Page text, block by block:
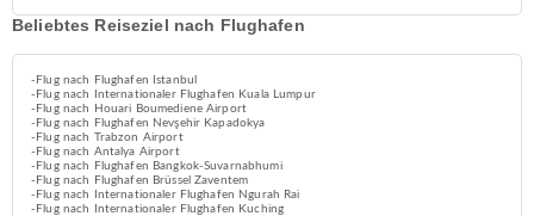
Beliebtes Reiseziel nach Flughafen
-Flug nach Flughafen Istanbul
-Flug nach Internationaler Flughafen Kuala Lumpur
-Flug nach Houari Boumediene Airport
-Flug nach Flughafen Nevşehir Kapadokya
-Flug nach Trabzon Airport
-Flug nach Antalya Airport
-Flug nach Flughafen Bangkok-Suvarnabhumi
-Flug nach Flughafen Brüssel Zaventem
-Flug nach Internationaler Flughafen Ngurah Rai
-Flug nach Internationaler Flughafen Kuching